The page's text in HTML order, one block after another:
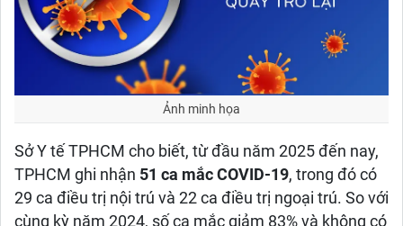
Ảnh minh họa
Sở Y tế TPHCM cho biết, từ đầu năm 2025 đến nay,
TPHCM ghi nhận 51 ca mắc COVID-19, trong đó có
29 ca điều trị nội trú và 22 ca điều trị ngoại trú. So với
cùng kỳ năm 2024, số ca mắc giảm 83% và không có